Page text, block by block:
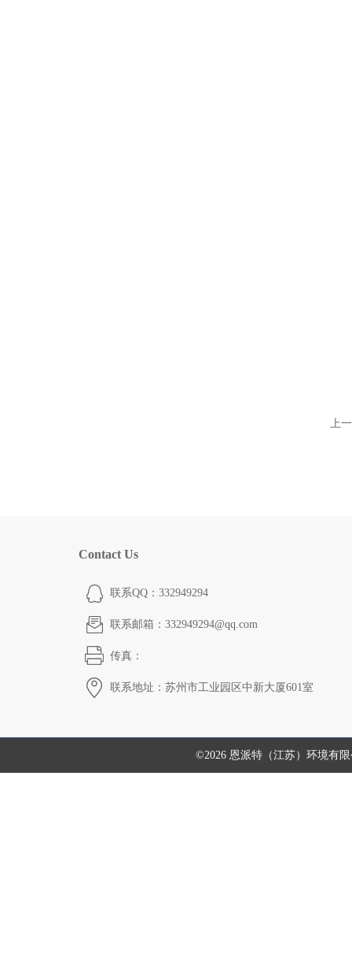
上
Contact Us
联系QQ：332949294
联系邮箱：332949294@qq.com
传真：
联系地址：苏州市工业园区中新大厦601室
©2026 恩派特（江苏）环境有